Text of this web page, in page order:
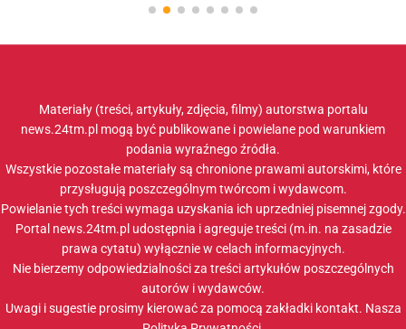
Materiały (treści, artykuły, zdjęcia, filmy) autorstwa portalu
news.24tm.pl mogą być publikowane i powielane pod warunkiem
podania wyraźnego źródła.
Wszystkie pozostałe materiały są chronione prawami autorskimi, które
przysługują poszczególnym twórcom i wydawcom.
Powielanie tych treści wymaga uzyskania ich uprzedniej pisemnej zgody.
Portal news.24tm.pl udostępnia i agreguje treści (m.in. na zasadzie
prawa cytatu) wyłącznie w celach informacyjnych.
Nie bierzemy odpowiedzialności za treści artykułów poszczególnych
autorów i wydawców.
Uwagi i sugestie prosimy kierować za pomocą zakładki kontakt. Nasza